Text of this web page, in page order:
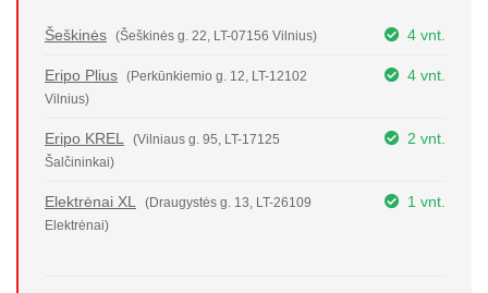
Šeškinės (Šeškinės g. 22, LT-07156 Vilnius) 4 vnt.
Eripo Plius
(Perkūnkiemio g. 12, LT-12102
Vilnius)
4 vnt.
Eripo KREL
(Vilniaus g. 95, LT-17125
Šalčininkai)
2 vnt.
Elektrėnai XL
(Draugystės g. 13, LT-26109
Elektrėnai)
1 vnt.